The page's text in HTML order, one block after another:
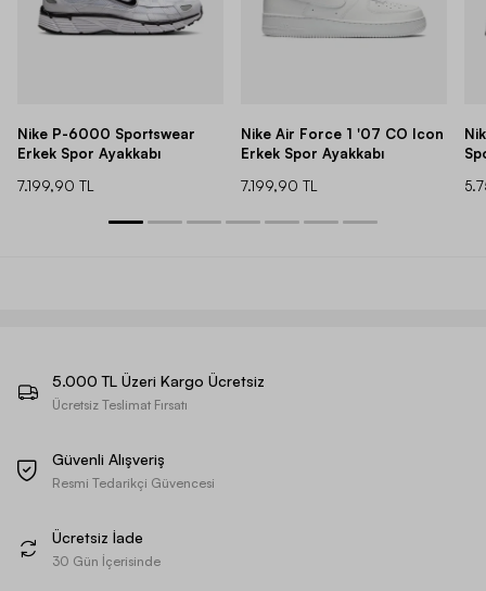
Nike P-6000 Sportswear
Erkek Spor Ayakkabı
7.199,90 TL
Nike Air Force 1 '07 CO Icon
Erkek Spor Ayakkabı
7.199,90 TL
5.000 TL Üzeri Kargo Ücretsiz
Ücretsiz Teslimat Fırsatı
Güvenli Alışveriş
Resmi Tedarikçi Güvencesi
Ücretsiz İade
30 Gün İçerisinde